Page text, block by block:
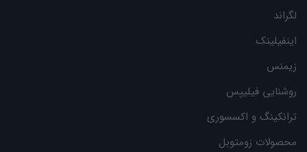
لگراند
اینفیلینک
زیمنس
روشنایی فیلیپس
ترانکینگ و اکسسوری
محصولات زومتوبل